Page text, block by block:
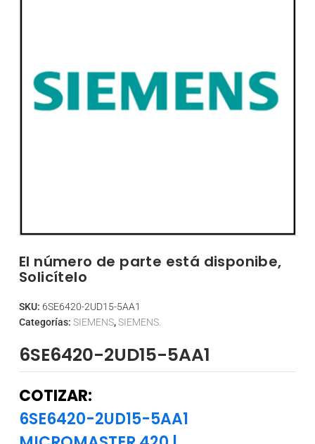
El número de parte está disponibe,
Solicítelo
SKU: 6SE6420-2UD15-5AA1
Categorías: SIEMENS,SIEMENS.
6SE6420-2UD15-5AA1
COTIZAR:
6SE6420-2UD15-5AA1